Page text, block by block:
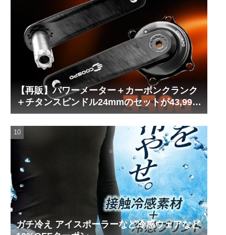
【再販】パワーメーター＋カーボンクランク
＋チタンスピンドル24mmのセットが43,999
円！
ガチ冷え アイスポーラーなど冷感ウェアなど